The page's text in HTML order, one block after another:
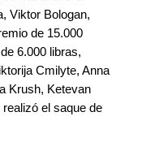
Viktor Bologan,
de 15.000
6.000 libras,
Cmilyte, Anna
Krush, Ketevan
el saque de